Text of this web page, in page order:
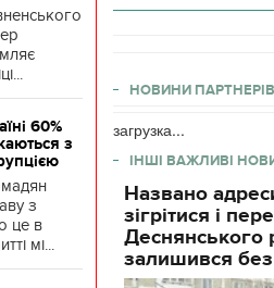
60%
з
з
це в
мі...
НОВИНИ ПАРТНЕРІВ
загрузка...
ІНШІ ВАЖЛИВІ
Названо
зігрітися і
Деснянського
залишився